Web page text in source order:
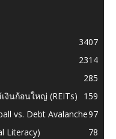
3407
2314
285
งินก้อนใหญ่ (REITs)
159
vs. Debt Avalanche97
Literacy)
78